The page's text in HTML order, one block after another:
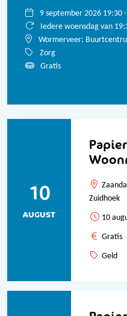
9 september 2026 19:30
Iedere woensdag van
Wormerveer:
Zorg
Gratis
10
AUGUST
Zuidhoek
10
Gratis
Geld